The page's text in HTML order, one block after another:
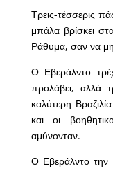
Τρεις-τέσσερις
μπάλα βρίσκει
Ράθυμα, σαν να
Ο Εβεράλντο
προλάβει, αλλά
καλύτερη
και οι
αμύνονταν.
Ο Εβεράλντο την